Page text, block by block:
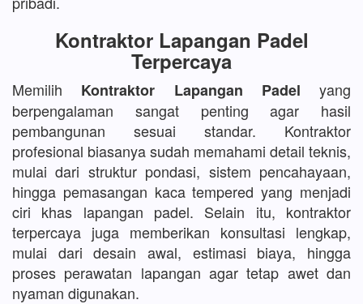
Kontraktor Lapangan Padel
Terpercaya
Memilih Kontraktor Lapangan Padel yang
berpengalaman sangat penting agar hasil
pembangunan sesuai standar. Kontraktor
profesional biasanya sudah memahami detail teknis,
mulai dari struktur pondasi, sistem pencahayaan,
hingga pemasangan kaca tempered yang menjadi
ciri khas lapangan padel. Selain itu, kontraktor
terpercaya juga memberikan konsultasi lengkap,
mulai dari desain awal, estimasi biaya, hingga
proses perawatan lapangan agar tetap awet dan
nyaman digunakan.